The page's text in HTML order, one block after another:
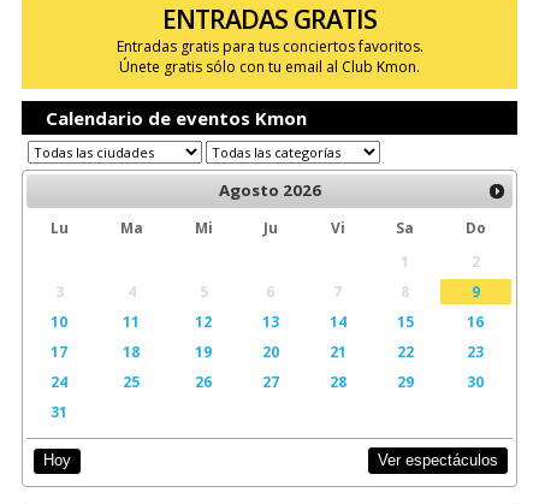
ENTRADAS GRATIS
Entradas gratis para tus conciertos favoritos.
Únete gratis sólo con tu email al Club Kmon.
Calendario de eventos Kmon
Agosto 2026
Lu Ma Mi Ju Vi Sa
Do
1
2
3
4 5 6 7 8
9
10
11 12 13 14 15
16
17
18 19 20 21 22
23
24
25 26 27 28 29
30
31
Hoy Ver espectáculos